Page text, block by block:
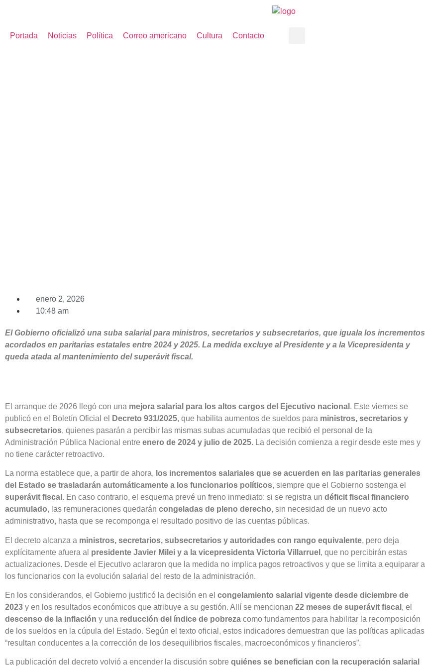
Portada Noticias Política Correo americano Cultura Contacto
enero 2, 2026
10:48 am
El Gobierno oficializó una suba salarial para ministros, secretarios y subsecretarios, que iguala los incrementos
acordados en paritarias estatales entre 2024 y 2025. La medida excluye al Presidente y a la Vicepresidenta y
queda atada al mantenimiento del superávit fiscal.
El arranque de 2026 llegó con una mejora salarial para los altos cargos del Ejecutivo nacional . Este viernes se
publicó en el Boletín Oficial el
Decreto 931/2025, que habilita aumentos de sueldos para ministros, secretarios y
subsecretarios, quienes pasarán a percibir las mismas subas acumuladas que recibió el personal de la
Administración Pública Nacional entre enero de 2024 y julio de 2025. La decisión comienza a regir desde este mes y
no tiene carácter retroactivo.
La norma establece que, a partir de ahora, los incrementos salariales que se acuerden en las paritarias generales
del Estado se trasladarán automáticamente a los funcionarios políticos, siempre que el Gobierno sostenga el
superávit fiscal . En caso contrario, el esquema prevé un freno inmediato: si se registra un déficit fiscal financiero
acumulado, las remuneraciones quedarán congeladas de pleno derecho, sin necesidad de un nuevo acto
administrativo, hasta que se recomponga el resultado positivo de las cuentas públicas.
El decreto alcanza a ministros, secretarios, subsecretarios y autoridades con rango equivalente, pero deja
explícitamente afuera al presidente Javier Milei y a la vicepresidenta Victoria Villarruel , que no percibirán estas
actualizaciones. Desde el Ejecutivo aclararon que la medida no implica pagos retroactivos y que se limita a equiparar a
los funcionarios con la evolución salarial del resto de la administración.
En los considerandos, el Gobierno justificó la decisión en el congelamiento salarial vigente desde diciembre de
2023 y en los resultados económicos que atribuye a su gestión. Allí se mencionan 22 meses de superávit fiscal , el
descenso de la inflación y una reducción del índice de pobreza como fundamentos para habilitar la recomposición
de los sueldos en la cúpula del Estado. Según el texto oficial, estos indicadores demuestran que las políticas aplicadas
“resultan conducentes a la corrección de los desequilibrios fiscales, macroeconómicos y financieros”.
La publicación del decreto volvió a encender la discusión sobre quiénes se benefician con la recuperación salarial